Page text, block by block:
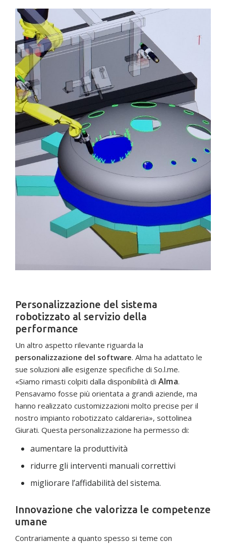
Personalizzazione del sistema
robotizzato al servizio della
performance
Un altro aspetto rilevante riguarda la
personalizzazione del software. Alma ha adattato le
sue soluzioni alle esigenze specifiche di So.l.me.
«Siamo rimasti colpiti dalla disponibilità di Alma.
Pensavamo fosse più orientata a grandi aziende, ma
hanno realizzato customizzazioni molto precise per il
nostro impianto robotizzato caldareria», sottolinea
Giurati. Questa personalizzazione ha permesso di:
aumentare la produttività
ridurre gli interventi manuali correttivi
migliorare l’affidabilità del sistema.
Innovazione che valorizza le competenze
umane
Contrariamente a quanto spesso si teme con